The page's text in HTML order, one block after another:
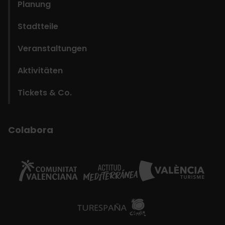
Planung
Stadtteile
Veranstaltungen
Aktivitäten
Tickets & Co.
Colabora